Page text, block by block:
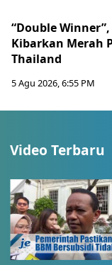
“Double
Kibarkan Merah
Thailand
5 Agu 2026, 6:55 PM
Video Terbaru